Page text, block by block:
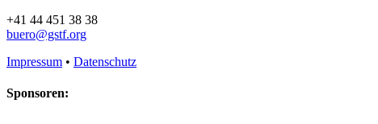
+41 44 451 38 38
buero@gstf.org
Impressum • Datenschutz
Sponsoren: